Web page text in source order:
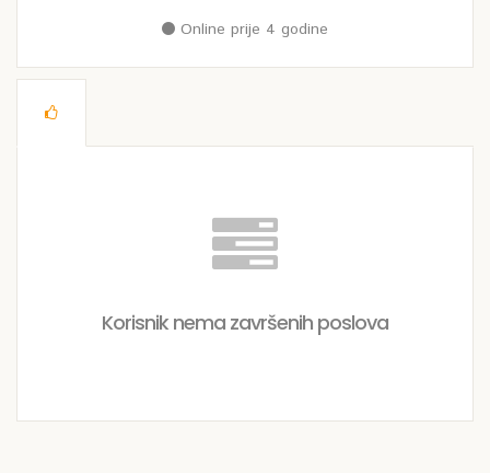
Online prije 4 godine
Korisnik nema završenih poslova